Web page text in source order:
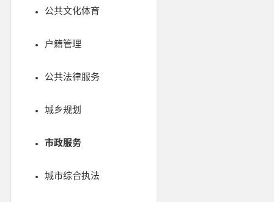
公共文化体育
户籍管理
公共法律服务
城乡规划
市政服务
城市综合执法